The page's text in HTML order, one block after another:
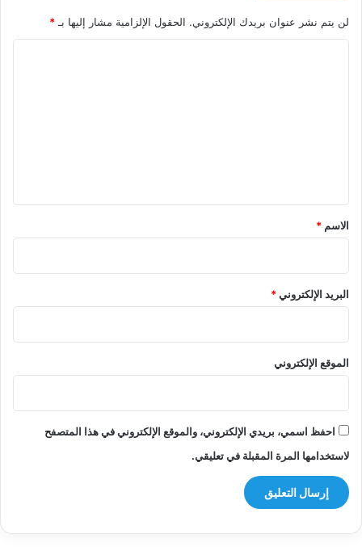
لن يتم نشر عنوان بريدك الإلكتروني. الحقول الإلزامية مشار إليها بـ *
*
الاسم *
البريد الإلكتروني*
الموقع الإلكتروني
احفظ اسمي، بريدي الإلكتروني، والموقع الإلكتروني في هذا المتصفح
لاستخدامها المرة المقبلة في تعليقي.